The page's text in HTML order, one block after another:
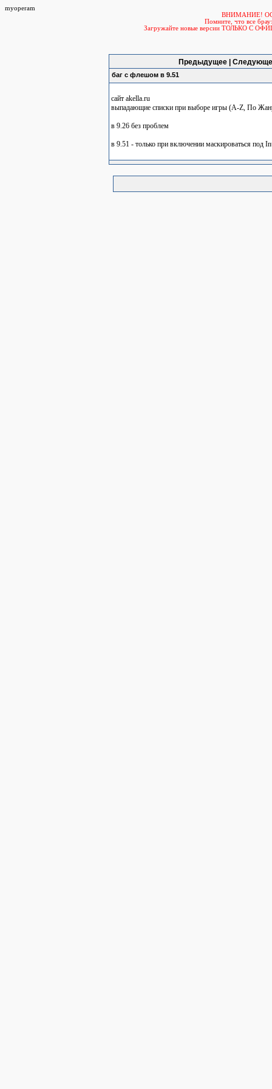
myoperam
ВНИМАНИЕ!
Помните, что все
Загружайте новые версии ТОЛЬКО С
Предыдущее |
баг с флешом в 9.51
сайт akella.ru
выпадающие списки при выборе игры (A-Z, По
в 9.26 без проблем
в 9.51 - только при включении маскироваться под